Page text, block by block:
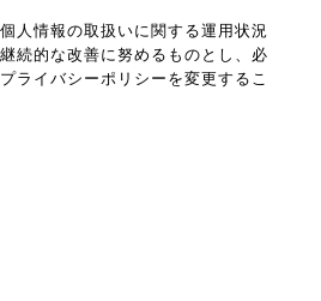
人情報の取扱いに関する運用状況
続的な改善に努めるものとし、必
ライバシーポリシーを変更するこ